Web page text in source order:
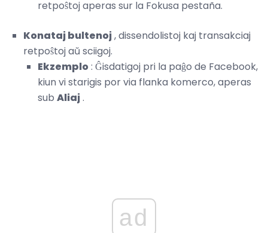
retpoŝtoj aperas sur la Fokusa pestaña.
Konataj bultenoj, dissendolistoj kaj transakciaj
retpoŝtoj aŭ sciigoj.
Ekzemplo: Ĝisdatigoj pri la paĝo de Facebook,
kiun vi starigis por via flanka komerco, aperas
sub Aliaj.
ad